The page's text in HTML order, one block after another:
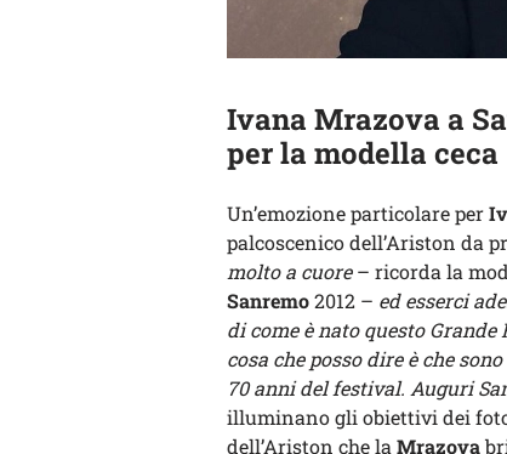
Ivana Mrazova a
per la modella ceca
Un’emozione particolare per
palcoscenico dell’Ariston da
molto a cuore– ricorda la
Sanremo2012 – ed esserci
di come è nato questo
cosa che posso dire è che
70 anni del festival. Auguri
illuminano gli obiettivi dei
dell’Ariston che la Mrazova